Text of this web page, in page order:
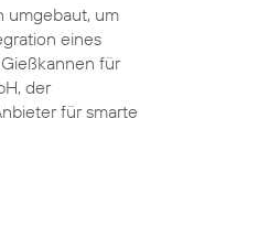
umgebaut, um
eines
für
der
für smarte